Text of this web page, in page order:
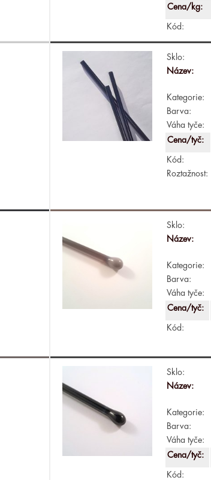
Cena/kg:
Kód:
Sklo:
Název:
Kategorie:
Barva:
Váha tyče:
Cena/tyč:
Kód:
Roztažnost:
Sklo:
Název:
Kategorie:
Barva:
Váha tyče:
Cena/tyč:
Kód:
Sklo:
Název:
Kategorie:
Barva:
Váha tyče:
Cena/tyč:
Kód: